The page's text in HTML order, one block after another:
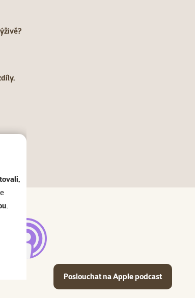
.
Poslouchat na Apple podcast